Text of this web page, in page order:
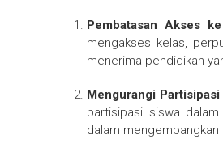
Pembatasan Akses
mengakses kelas,
menerima pendidikan
Mengurangi Partisipasi
partisipasi siswa
dalam